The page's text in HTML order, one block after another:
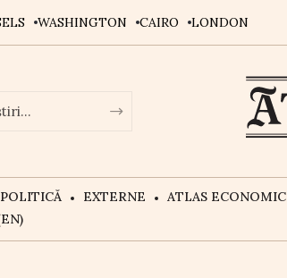
WASHINGTON CAIRO LONDON
POLITICĂ EXTERNE ATLAS ECONOMIC